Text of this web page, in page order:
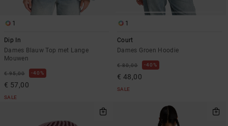
1
Dip In
Dames Blauw Top met Lange
Mouwen
€ 95,00 40%
€ 57,00
SALE
1
Court
Dames Groen Hoodie
€ 80,00 40%
€ 48,00
SALE